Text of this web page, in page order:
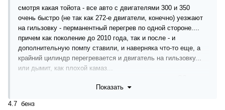
смотря какая тойота - все авто с двигателями 300 и 350
очень быстро (не так как 272-е двигатели, конечно) уезжают
на гильзовку - перманентный перегрев по одной стороне....
причем как поколение до 2010 года, так и после - и
дополнительную помпу ставили, и наверняка что-то еще, а
крайний цилиндр перегревается и двигатель на гильзовку...
или дымит, как плохой камаз...
150 тысяч становилось все хуже и хуже, затем уехал на
клиенты ремонтников двигателей, сразу после владельцев
Показать
4.7 бенз